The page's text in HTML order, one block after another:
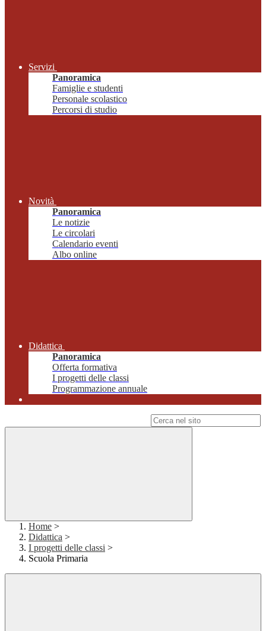
Servizi
Panoramica
Famiglie e studenti
Personale scolastico
Percorsi di studio
Novità
Panoramica
Le notizie
Le circolari
Calendario eventi
Albo online
Didattica
Panoramica
Offerta formativa
I progetti delle classi
Programmazione annuale
Home >
Didattica >
I progetti delle classi >
Scuola Primaria